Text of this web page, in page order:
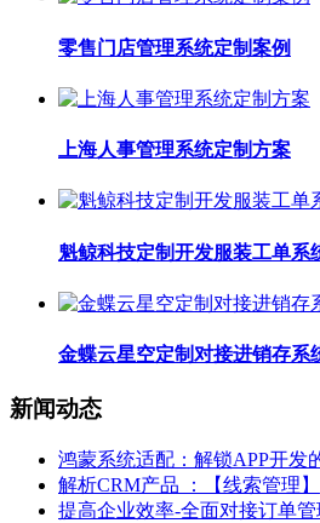
零售门店管理系统定制案例
上海人事管理系统定制方案
魁鲸科技定制开发服装工单系
金蝶云星空定制对接进销存系
新闻动态
鸿蒙系统适配：解锁APP开发
解析CRM产品 ：【线索管理】
提高企业效率-全面对接订单